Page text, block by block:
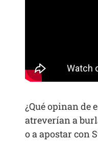
¿Qué opinan de
atreverían a
o a apostar con